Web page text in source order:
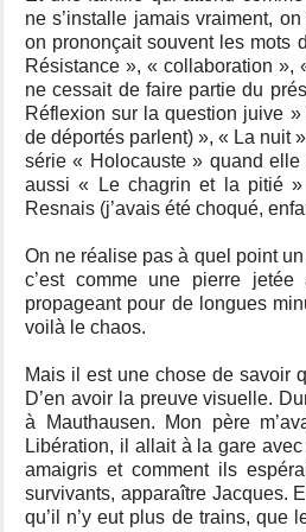
ne s’installe jamais vraiment,
on prononçait souvent les mots
Résistance », « collaboration »,
ne cessait de faire partie du
Réflexion sur la question juive
de déportés parlent) », « La nuit
série « Holocauste » quand
aussi « Le chagrin et la pitié
Resnais (j’avais été choqué,
On ne réalise pas à quel point
c’est comme une pierre
propageant pour de longues
voilà le chaos.
Mais il est une chose de savoir
D’en avoir la preuve visuelle.
à Mauthausen. Mon père
Libération, il allait à la gare
amaigris et comment ils
survivants, apparaître Jacques.
qu’il n’y eut plus de trains, que